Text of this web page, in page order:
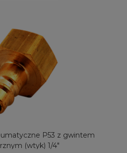
P53 z gwintem
(wtyk) 1/4"